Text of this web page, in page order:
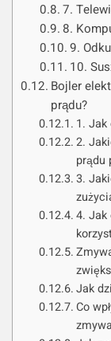
7.
8.
9.
10.
Bojler
prądu?
1. Jak
2.
prądu
3.
4. Jak
Jak
Co